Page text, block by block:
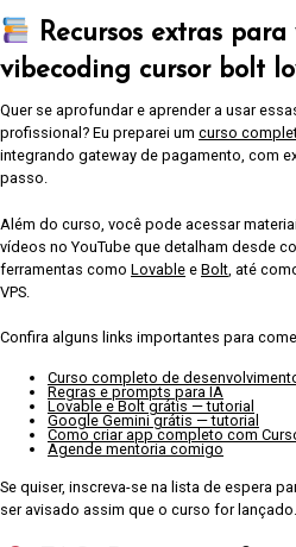
Recursos extras
vibecoding cursor bolt
Quer se aprofundar e aprender a usar
profissional? Eu preparei um curso
integrando gateway de pagamento, com
passo.
Além do curso, você pode acessar
vídeos no YouTube que detalham desde
ferramentas como Lovable e Bolt , até
VPS.
Confira alguns links importantes para
Curso completo de
Regras e prompts para IA
Lovable e Bolt grátis — tutorial
Google Gemini grátis — tutorial
Como criar app completo com
Agende mentoria comigo
Se quiser, inscreva-se na lista de espera
ser avisado assim que o curso for lançado.